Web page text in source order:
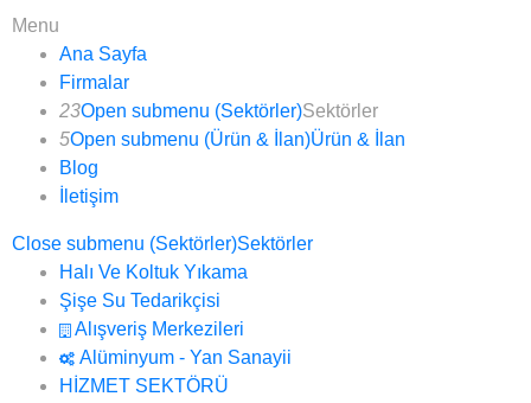
Menu
Ana Sayfa
Firmalar
23Open submenu (Sektörler)Sektörler
5Open submenu (Ürün & İlan)Ürün & İlan
Blog
İletişim
Close submenu (Sektörler)Sektörler
Halı Ve Koltuk Yıkama
Şişe Su Tedarikçisi
Alışveriş Merkezileri
Alüminyum - Yan Sanayii
HİZMET SEKTÖRÜ